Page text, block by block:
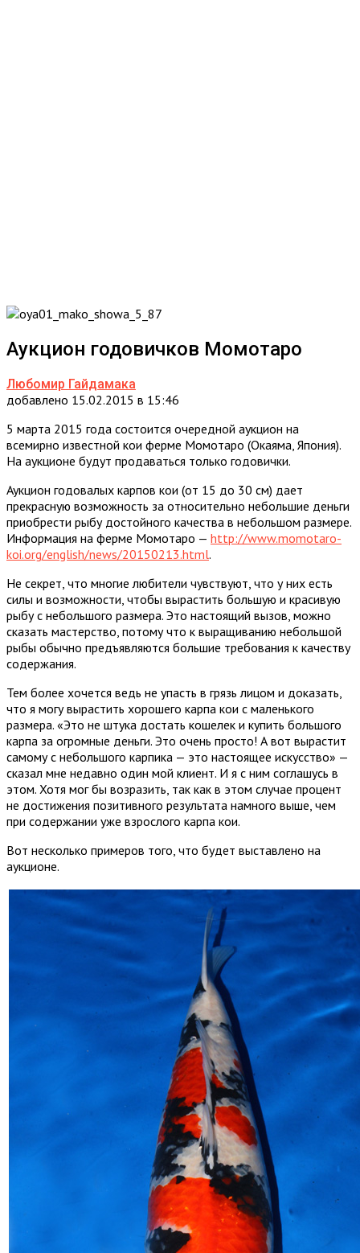
Аукцион годовичков Момотаро
Любомир Гайдамака
добавлено 15.02.2015 в 15:46
5 марта 2015 года состоится очередной аукцион на
всемирно известной кои ферме Момотаро (Окаяма, Япония).
На аукционе будут продаваться только годовички.
Аукцион годовалых карпов кои (от 15 до 30 см) дает
прекрасную возможность за относительно небольшие деньги
приобрести рыбу достойного качества в небольшом размере.
Информация на ферме Момотаро — http://www.momotaro-
koi.org/english/news/20150213.html.
Не секрет, что многие любители чувствуют, что у них есть
силы и возможности, чтобы вырастить большую и красивую
рыбу с небольшого размера. Это настоящий вызов, можно
сказать мастерство, потому что к выращиванию небольшой
рыбы обычно предъявляются большие требования к качеству
содержания.
Тем более хочется ведь не упасть в грязь лицом и доказать,
что я могу вырастить хорошего карпа кои с маленького
размера. «Это не штука достать кошелек и купить большого
карпа за огромные деньги. Это очень просто! А вот вырастит
самому с небольшого карпика — это настоящее искусство» —
сказал мне недавно один мой клиент. И я с ним соглашусь в
этом. Хотя мог бы возразить, так как в этом случае процент
не достижения позитивного результата намного выше, чем
при содержании уже взрослого карпа кои.
Вот несколько примеров того, что будет выставлено на
аукционе.